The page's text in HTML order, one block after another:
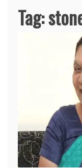
Tag: